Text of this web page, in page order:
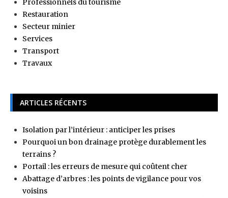
Professionnels du tourisme
Restauration
Secteur minier
Services
Transport
Travaux
ARTICLES RÉCENTS
Isolation par l’intérieur : anticiper les prises
Pourquoi un bon drainage protège durablement les
terrains ?
Portail : les erreurs de mesure qui coûtent cher
Abattage d’arbres : les points de vigilance pour vos
voisins